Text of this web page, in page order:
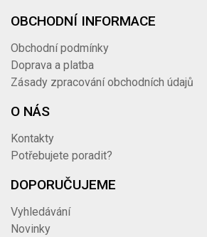
OBCHODNÍ INFORMACE
Obchodní podmínky
Doprava a platba
Zásady zpracování obchodních údajů
O NÁS
Kontakty
Potřebujete poradit?
DOPORUČUJEME
Vyhledávání
Novinky